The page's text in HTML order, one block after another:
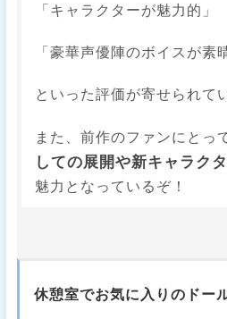
「キャラクターが魅力的」
「豪華声優陣のボイスが素
といった評価が寄せられて
また、前作のファンにとっ
しての展開や新キャラク
魅力となっているぞ！
休憩室でお気に入りのドー